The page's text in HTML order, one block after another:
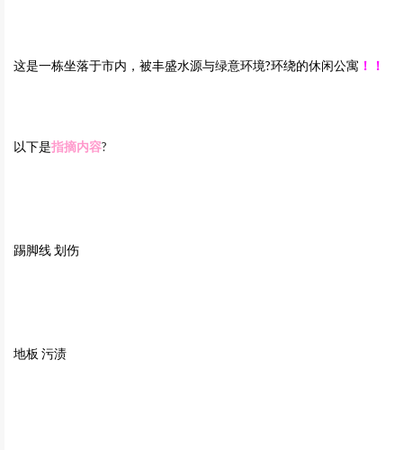
这是一栋坐落于市内，被丰盛水源与绿意环境?环绕的休闲公寓 ！！
以下是指摘内容?
踢脚线 划伤
地板 污渍